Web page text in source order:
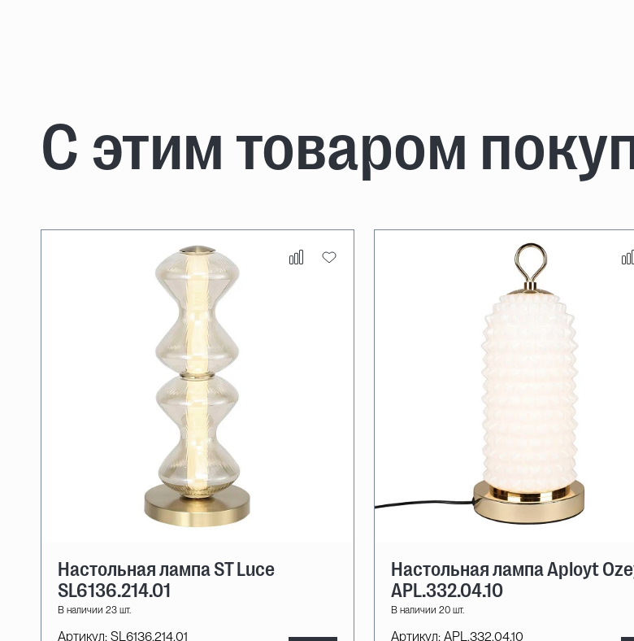
С этим товаром
Настольная лампа ST Luce
SL6136.214.01
В наличии 23 шт.
Артикул: SL6136.214.01
Настольная лампа Aployt
APL.332.04.10
В наличии 20 шт.
Артикул:APL.332.04.10